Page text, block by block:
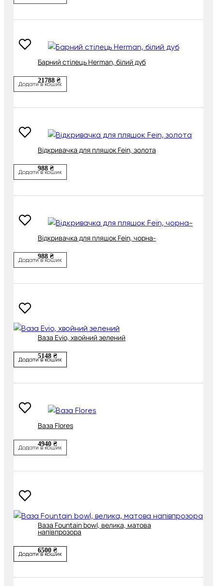
Барний стілець Herman, білий дуб
21788 ₴
Додати в кошик
Відкривачка для пляшок Fein, золота
988 ₴
Додати в кошик
Відкривачка для пляшок Fein, чорна-
988 ₴
Додати в кошик
Ваза Evio, хвойний зелений
5148 ₴
Додати в кошик
Ваза Flores
4940 ₴
Додати в кошик
Ваза Fountain bowl, велика, матова
напівпрозора
6500 ₴
Додати в кошик